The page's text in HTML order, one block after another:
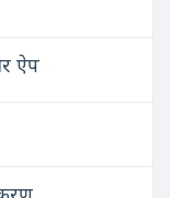
ऐप